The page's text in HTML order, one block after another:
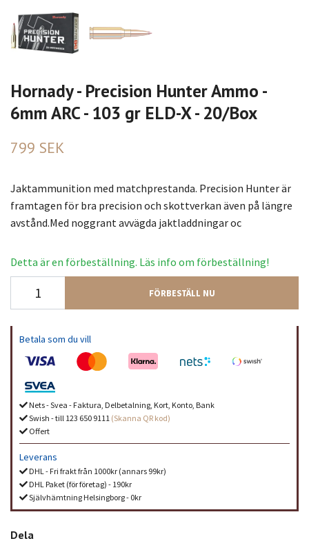
Hornady - Precision Hunter Ammo -
6mm ARC - 103 gr ELD-X - 20/Box
799 SEK
Jaktammunition med matchprestanda. Precision Hunter är
framtagen för bra precision och skottverkan även på längre
avstånd.Med noggrant avvägda jaktladdningar oc
Detta är en förbeställning. Läs info om förbeställning!
FÖRBESTÄLL NU
Betala som du vill
Nets - Svea - Faktura, Delbetalning, Kort, Konto, Bank
Swish - till 123 650 9111 (Skanna QR kod)
Offert
Leverans
DHL - Fri frakt från 1000kr (annars 99kr)
DHL Paket (för företag) - 190kr
Självhämtning Helsingborg - 0kr
Dela